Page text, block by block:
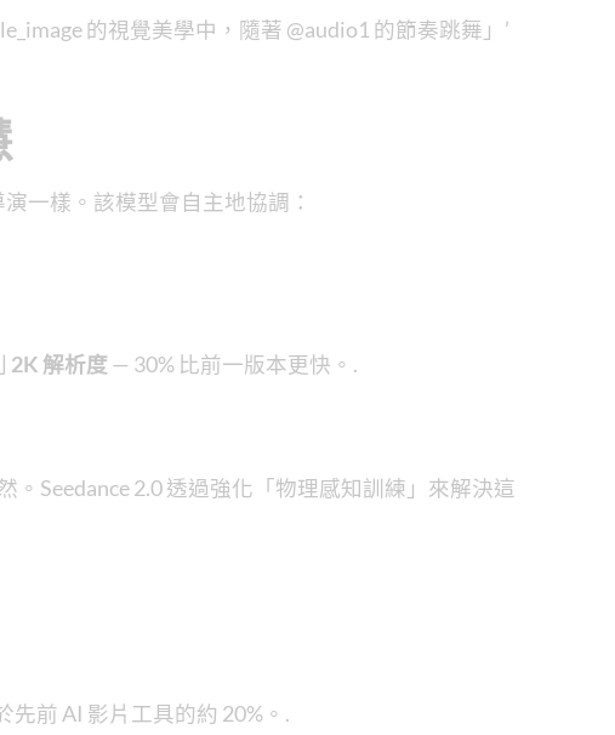
的視覺美學中，隨著 @audio1 的節奏跳舞」’
一樣。該模型會自主地協調：
2K 解析度 — 30% 比前一版本更快。.
Seedance 2.0 透過強化「物理感知訓練」來解決這
先前 AI 影片工具的約 20%。.